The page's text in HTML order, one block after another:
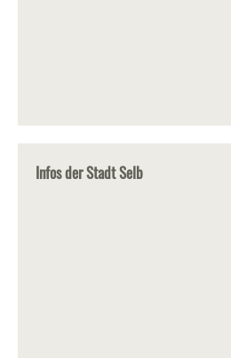
Infos der Stadt Selb